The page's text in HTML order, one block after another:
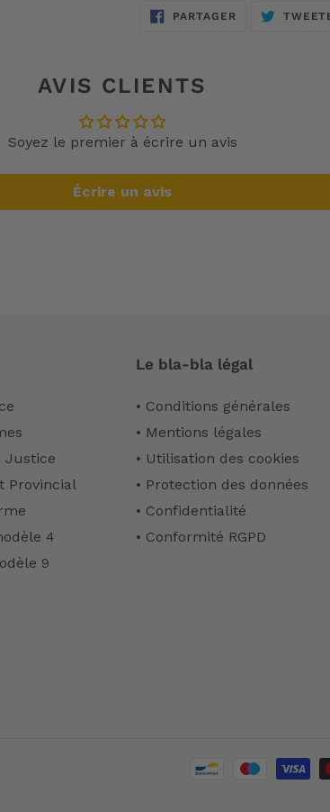
PARTAGERPARTAGER
SUR
AVIS CLIENTS
Soyez le premier à écrire un avis
Écrire un avis
Justice
Provincial
4
9
Le bla-bla légal
• Conditions générales
• Mentions légales
• Utilisation des cookies
• Protection des données
• Confidentialité
• Conformité RGPD